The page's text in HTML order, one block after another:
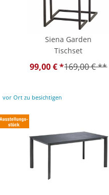
Siena Garden
Tischset
99,00 € *169,00 € **
vor Ort zu besichtigen